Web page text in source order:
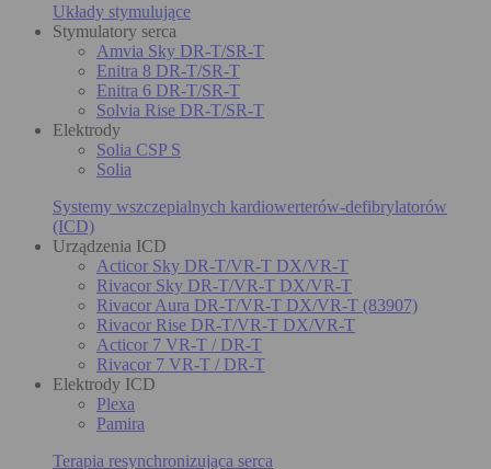
Układy stymulujące
Stymulatory serca
Amvia Sky DR-T/SR-T
Enitra 8 DR-T/SR-T
Enitra 6 DR-T/SR-T
Solvia Rise DR-T/SR-T
Elektrody
Solia CSP S
Solia
Systemy wszczepialnych kardiowerterów-defibrylatorów
(ICD)
Urządzenia ICD
Acticor Sky DR-T/VR-T DX/VR-T
Rivacor Sky DR-T/VR-T DX/VR-T
Rivacor Aura DR-T/VR-T DX/VR-T (83907)
Rivacor Rise DR-T/VR-T DX/VR-T
Acticor 7 VR-T / DR-T
Rivacor 7 VR-T / DR-T
Elektrody ICD
Plexa
Pamira
Terapia resynchronizująca serca